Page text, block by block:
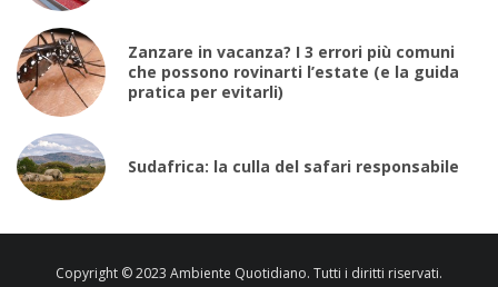
Zanzare in vacanza? I 3 errori più comuni
che possono rovinarti l’estate (e la guida
pratica per evitarli)
Sudafrica: la culla del safari responsabile
Copyright © 2023 Ambiente Quotidiano. Tutti i diritti riservati.